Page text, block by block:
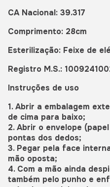
CA Nacional: 39.317
Comprimento: 28cm
Esterilização: Feixe de
Registro M.S.:
Instruções de uso
1. Abrir a embalagem
de cima para baixo;
2. Abrir o envelope
pontas dos dedos;
3. Pegar pela face
mão oposta;
4. Com a mão ainda
também pelo punho e